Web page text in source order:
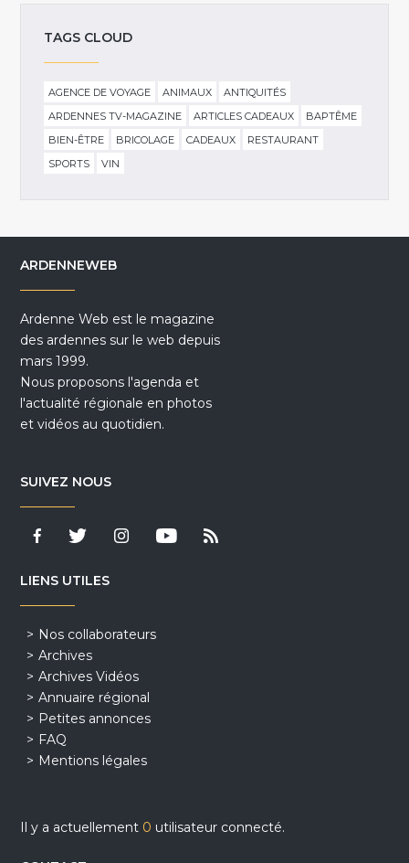
TAGS CLOUD
AGENCE DE VOYAGE ANIMAUX
ANTIQUITÉS
ARDENNES TV-MAGAZINE
ARTICLES CADEAUX
BAPTÊME
BIEN-ÊTRE
BRICOLAGE CADEAUX
RESTAURANT
SPORTS
VIN
ARDENNEWEB
Ardenne Web est le magazine
des ardennes sur le web depuis
mars 1999.
Nous proposons l'agenda et
l'actualité régionale en photos
et vidéos au quotidien.
SUIVEZ NOUS
LIENS UTILES
Nos collaborateurs
Archives
Archives Vidéos
Annuaire régional
Petites annonces
FAQ
Mentions légales
Il y a actuellement 0 utilisateur connecté.